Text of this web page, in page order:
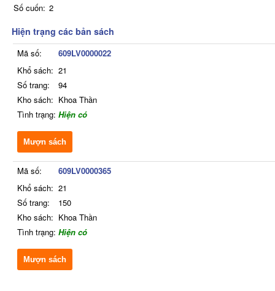
Số cuốn: 2
Hiện trạng các bản sách
Mã số:
609LV0000022
Khổ sách: 21
Số trang:
94
Kho sách: Khoa Thần
Tình trạng: Hiện có
Mượn sách
Mã số:
609LV0000365
Khổ sách: 21
Số trang:
150
Kho sách: Khoa Thần
Tình trạng: Hiện có
Mượn sách